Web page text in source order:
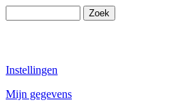
Instellingen
Mijn gegevens